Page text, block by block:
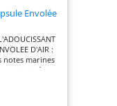
Envolée
D'AIR :
notes marines
inspiré par
SUR